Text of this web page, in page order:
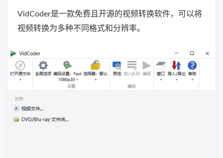
VidCoder是一款免费且开源的视频转换软件，可以将
视频转换为多种不同格式和分辨率。